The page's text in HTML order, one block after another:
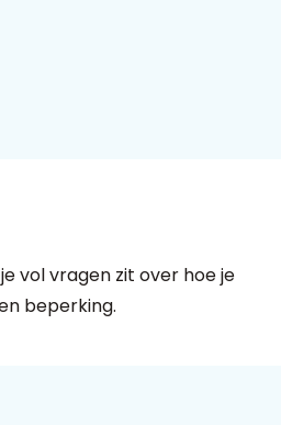
vol vragen zit over hoe je
beperking.